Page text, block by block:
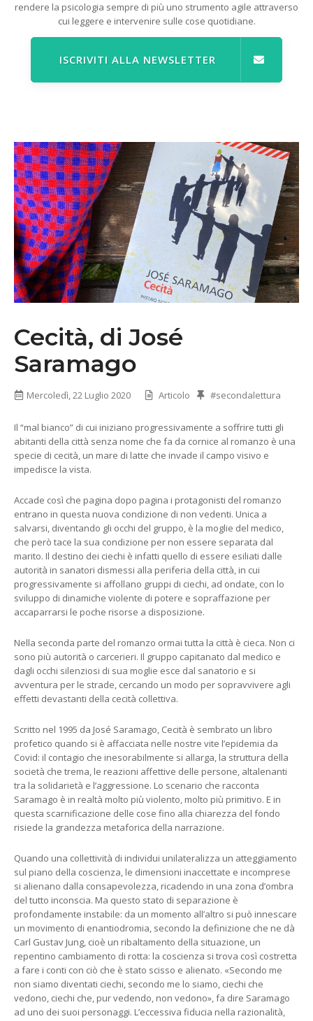
rendere la psicologia sempre di più uno strumento agile attraverso
cui leggere e intervenire sulle cose quotidiane.
ISCRIVITI ALLA NEWSLETTER
Cecità, di José
Saramago
Mercoledì, 22 Luglio 2020 Articolo #secondalettura
Il “mal bianco” di cui iniziano progressivamente a soffrire tutti gli
abitanti della città senza nome che fa da cornice al romanzo è una
specie di cecità, un mare di latte che invade il campo visivo e
impedisce la vista.
Accade così che pagina dopo pagina i protagonisti del romanzo
entrano in questa nuova condizione di non vedenti. Unica a
salvarsi, diventando gli occhi del gruppo, è la moglie del medico,
che però tace la sua condizione per non essere separata dal
marito. Il destino dei ciechi è infatti quello di essere esiliati dalle
autorità in sanatori dismessi alla periferia della città, in cui
progressivamente si affollano gruppi di ciechi, ad ondate, con lo
sviluppo di dinamiche violente di potere e sopraffazione per
accaparrarsi le poche risorse a disposizione.
Nella seconda parte del romanzo ormai tutta la città è cieca. Non ci
sono più autorità o carcerieri. Il gruppo capitanato dal medico e
dagli occhi silenziosi di sua moglie esce dal sanatorio e si
avventura per le strade, cercando un modo per sopravvivere agli
effetti devastanti della cecità collettiva.
Scritto nel 1995 da José Saramago, Cecità è sembrato un libro
profetico quando si è affacciata nelle nostre vite l’epidemia da
Covid: il contagio che inesorabilmente si allarga, la struttura della
società che trema, le reazioni affettive delle persone, altalenanti
tra la solidarietà e l’aggressione. Lo scenario che racconta
Saramago è in realtà molto più violento, molto più primitivo. E in
questa scarnificazione delle cose fino alla chiarezza del fondo
risiede la grandezza metaforica della narrazione.
Quando una collettività di individui unilateralizza un atteggiamento
sul piano della coscienza, le dimensioni inaccettate e incomprese
si alienano dalla consapevolezza, ricadendo in una zona d’ombra
del tutto inconscia. Ma questo stato di separazione è
profondamente instabile: da un momento all’altro si può innescare
un movimento di enantiodromia, secondo la definizione che ne dà
Carl Gustav Jung, cioè un ribaltamento della situazione, un
repentino cambiamento di rotta: la coscienza si trova così costretta
a fare i conti con ciò che è stato scisso e alienato. «Secondo me
non siamo diventati ciechi, secondo me lo siamo, ciechi che
vedono, ciechi che, pur vedendo, non vedono», fa dire Saramago
ad uno dei suoi personaggi. L’eccessiva fiducia nella razionalità,